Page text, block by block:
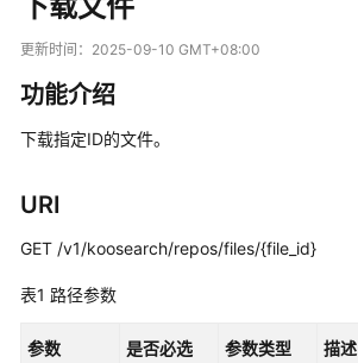
产
介
绍
户
南
佳
更新时间： 2025-09-10 GMT+08:00
功能介绍
下载指定ID的文件。
URI
GET /v1/koosearch/repos/files/{file_id}
表1 路径参数
参数 是否必选 参数类型 描述